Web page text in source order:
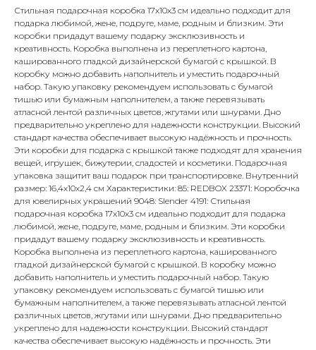
Стильная подарочная коробка 17х10х3 см идеально подходит для
подарка любимой, жене, подруге, маме, родным и близким. Эти
коробки придадут вашему подарку эксклюзивность и
креативность. Коробка выполнена из переплетного картона,
кашированного гладкой дизайнерской бумагой с крышкой. В
коробку можно добавить наполнитель и уместить подарочный
набор. Такую упаковку рекомендуем использовать с бумагой
тишью или бумажным наполнителем, а также перевязывать
атласной лентой различных цветов, жгутами или шнурами. Дно
предварительно укреплено для надежности конструкции. Высокий
стандарт качества обеспечивает высокую надёжность и прочность.
Эти коробки для подарка с крышкой также подходят для хранения
вещей, игрушек, бижутерии, сладостей и косметики. Подарочная
упаковка защитит ваш подарок при транспортировке. Внутренний
размер: 16,4х10х2,4 см Характеристики: 85: REDBOX 23371: Коробочка
для ювелирных украшений 9048: Slender 4191: Стильная
подарочная коробка 17х10х3 см идеально подходит для подарка
любимой, жене, подруге, маме, родным и близким. Эти коробки
придадут вашему подарку эксклюзивность и креативность.
Коробка выполнена из переплетного картона, кашированного
гладкой дизайнерской бумагой с крышкой. В коробку можно
добавить наполнитель и уместить подарочный набор. Такую
упаковку рекомендуем использовать с бумагой тишью или
бумажным наполнителем, а также перевязывать атласной лентой
различных цветов, жгутами или шнурами. Дно предварительно
укреплено для надежности конструкции. Высокий стандарт
качества обеспечивает высокую надёжность и прочность. Эти